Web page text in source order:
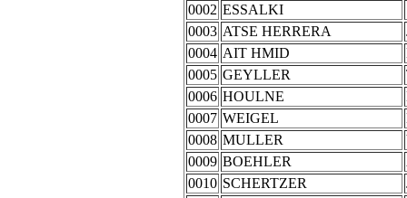
0002 ESSALKI
0003 ATSE HERRERA
0004 AIT HMID
0005 GEYLLER
0006 HOULNE
0007 WEIGEL
0008 MULLER
0009 BOEHLER
0010 SCHERTZER